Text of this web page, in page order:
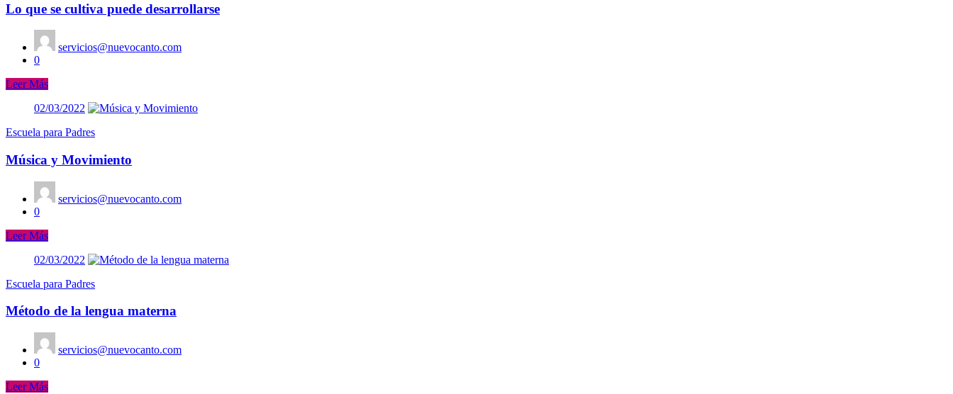
Lo que se cultiva puede desarrollarse
servicios@nuevocanto.com
0
Leer Más
02/03/2022
Escuela para Padres
Música y Movimiento
servicios@nuevocanto.com
0
Leer Más
02/03/2022
Escuela para Padres
Método de la lengua materna
servicios@nuevocanto.com
0
Leer Más